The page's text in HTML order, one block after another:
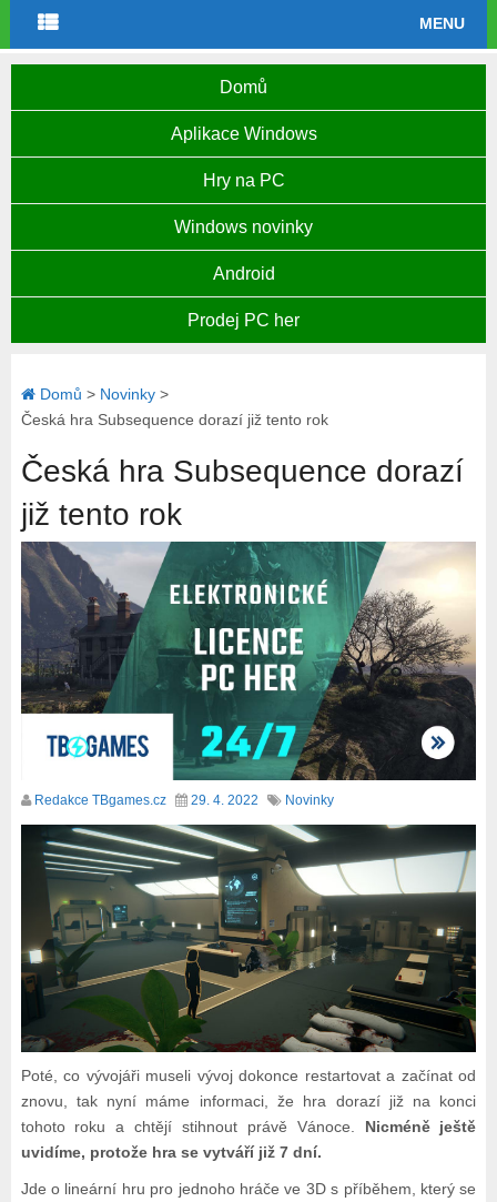
MENU
Domů
Aplikace Windows
Hry na PC
Windows novinky
Android
Prodej PC her
Domů > Novinky>
Česká hra Subsequence dorazí již tento rok
Česká hra Subsequence dorazí
již tento rok
Redakce TBgames.cz 29. 4. 2022 Novinky
Poté, co vývojáři museli vývoj dokonce restartovat a začínat od
znovu, tak nyní máme informaci, že hra dorazí již na konci
tohoto roku a chtějí stihnout právě Vánoce. Nicméně ještě
uvidíme, protože hra se vytváří již 7 dní.
Jde o lineární hru pro jednoho hráče ve 3D s příběhem, který se